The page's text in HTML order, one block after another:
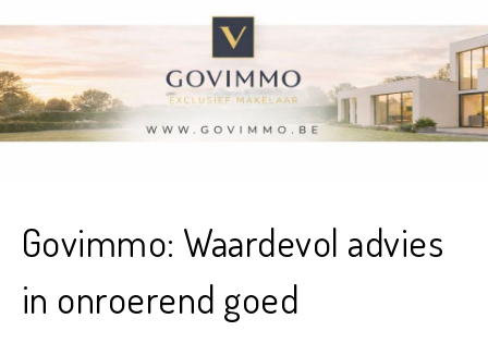
Govimmo: Waardevol advies
in onroerend goed